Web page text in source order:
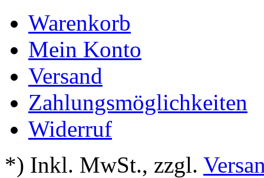
Warenkorb
Mein Konto
Versand
Zahlungsmöglichkeiten
Widerruf
*) Inkl. MwSt., zzgl.